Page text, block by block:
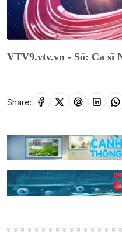
VTV9.vtv.vn - Số: Ca sĩ
Share: